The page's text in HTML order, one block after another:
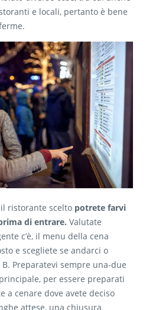
e locali, pertanto è bene
ristorante scelto potrete farvi
di entrare. Valutate
c’è, il menu della cena
e scegliete se andarci o
Preparatevi sempre una-due
per essere preparati
a cenare dove avete deciso
attese, una chiusura